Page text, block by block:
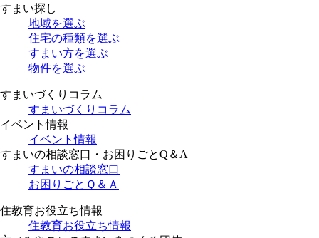
すまい探し
地域を選ぶ
住宅の種類を選ぶ
すまい方を選ぶ
物件を選ぶ
すまいづくりコラム
すまいづくりコラム
イベント情報
イベント情報
すまいの相談窓口・お困りごとQ＆A
すまいの相談窓口
お困りごとＱ＆Ａ
住教育お役立ち情報
住教育お役立ち情報